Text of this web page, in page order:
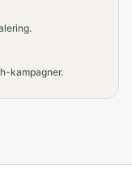
kampagner.